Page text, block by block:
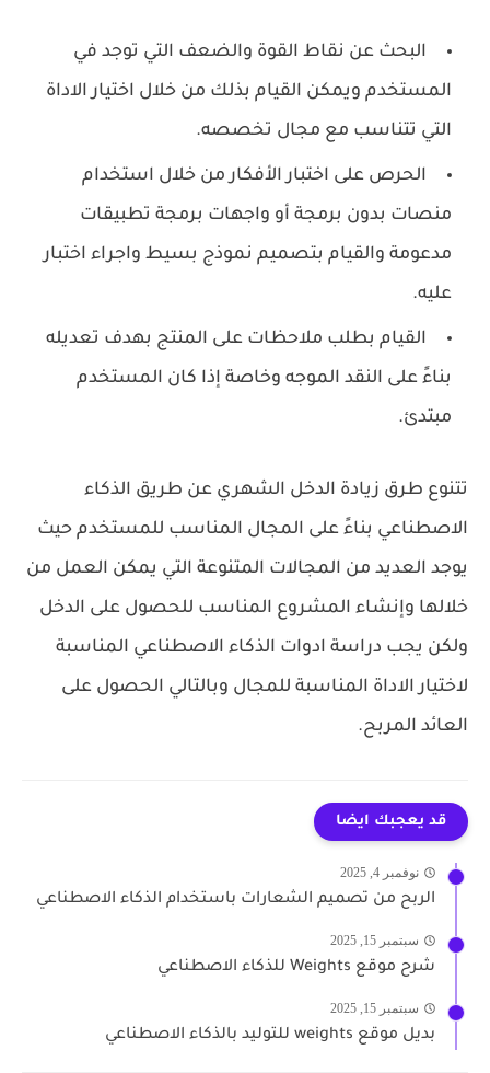
البحث عن نقاط القوة والضعف التي توجد في
المستخدم ويمكن القيام بذلك من خلال اختيار الاداة
التي تتناسب مع مجال تخصصه.
الحرص على اختبار الأفكار من خلال استخدام
منصات بدون برمجة أو واجهات برمجة تطبيقات
مدعومة والقيام بتصميم نموذج بسيط واجراء اختبار
عليه.
القيام بطلب ملاحظات على المنتج بهدف تعديله
بناءً على النقد الموجه وخاصة إذا كان المستخدم
مبتدئ.
تتنوع طرق زيادة الدخل الشهري عن طريق الذكاء
الاصطناعي بناءً على المجال المناسب للمستخدم حيث
يوجد العديد من المجالات المتنوعة التي يمكن العمل من
خلالها وإنشاء المشروع المناسب للحصول على الدخل
ولكن يجب دراسة ادوات الذكاء الاصطناعي المناسبة
لاختيار الاداة المناسبة للمجال وبالتالي الحصول على
العائد المربح.
قد يعجبك ايضا
نوفمبر 4, 2025
الربح من تصميم الشعارات باستخدام الذكاء الاصطناعي
سبتمبر 15, 2025
شرح موقع Weights للذكاء الاصطناعي
سبتمبر 15, 2025
بديل موقع weights للتوليد بالذكاء الاصطناعي